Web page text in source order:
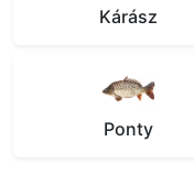
Kárász
Ponty